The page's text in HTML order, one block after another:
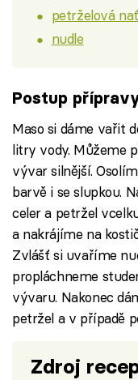
petrželová nať
nudle
Postup
Maso si dáme vařit
litry vody. Můžeme
vývar silnější.
barvě i se slupkou.
celer a petržel
a nakrájíme na
Zvlášť si uvaříme
propláchneme
vývaru. Nakonec
petržel a v případě
Zdroj